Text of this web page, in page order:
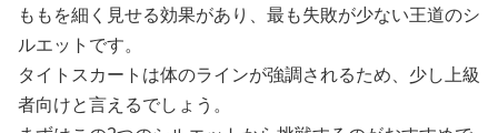
ももを細く見せる効果があり、最も失敗が少ない王道のシ
ルエットです。
タイトスカートは体のラインが強調されるため、少し上級
者向けと言えるでしょう。